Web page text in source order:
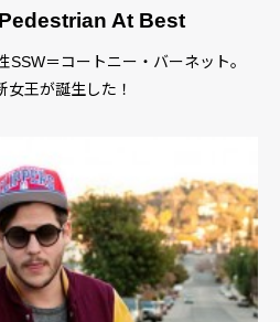
At Best
＝コートニー・バーネット。
王が誕生した！